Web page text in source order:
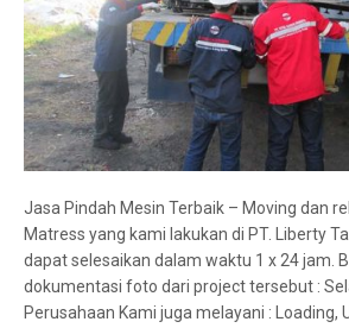
Jasa Pindah Mesin Terbaik – Moving dan
Matress yang kami lakukan di PT. Liberty
dapat selesaikan dalam waktu 1 x 24 jam.
dokumentasi foto dari project tersebut :
Perusahaan Kami juga melayani : Loading,